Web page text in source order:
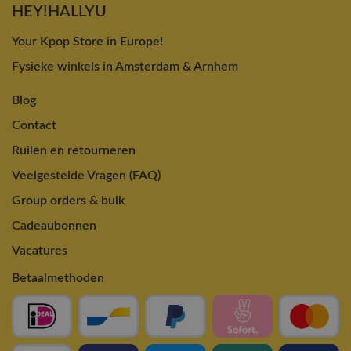
HEY!HALLYU
Your Kpop Store in Europe!
Fysieke winkels in Amsterdam & Arnhem
Blog
Contact
Ruilen en retourneren
Veelgestelde Vragen (FAQ)
Group orders & bulk
Cadeaubonnen
Vacatures
Betaalmethoden